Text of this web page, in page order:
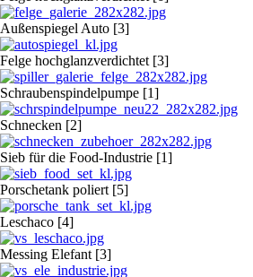
Außenspiegel Auto [3]
Felge hochglanzverdichtet [3]
Schraubenspindelpumpe [1]
Schnecken [2]
Sieb für die Food-Industrie [1]
Porschetank poliert [5]
Leschaco [4]
Messing Elefant [3]